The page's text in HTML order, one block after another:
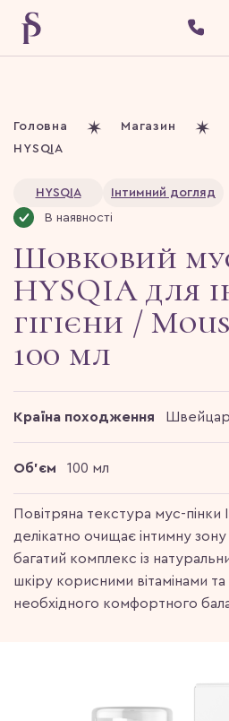
Головна Магазин
HYSQIA
HYSQIA
Інтимний догляд
В наявності
Шовковий
HYSQIA для
гігієни /
100 мл
Країна походження
Об'єм 100 мл
Повітряна текстура мус-
делікатно очищає інтимну зону
багатий комплекс із
шкіру корисними вітамінами
необхідного комфортного